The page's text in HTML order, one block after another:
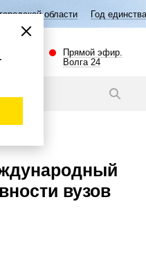
Год единства народов России
Прямой эфир.
Волга 24
вузов